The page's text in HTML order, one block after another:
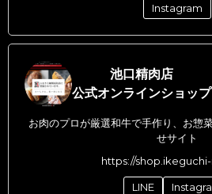
Instagram
池口精肉店
公式オンラインショップ
お肉のプロが厳選和牛で手作り、お惣
せサイト
https://
LINE